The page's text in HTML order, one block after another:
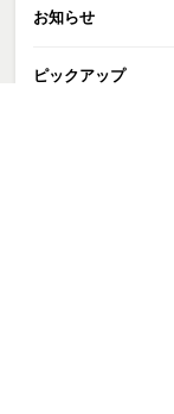
お知らせ
ピックアップ